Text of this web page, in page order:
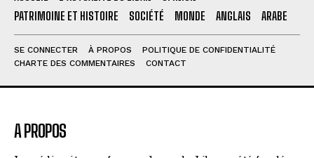
PATRIMOINE ET HISTOIRE
SOCIÉTÉ MONDE ANGLAIS ARABE
SE CONNECTER À PROPOS
POLITIQUE DE CONFIDENTIALITÉ
CHARTE DES COMMENTAIRES
CONTACT
A PROPOS